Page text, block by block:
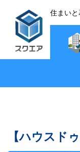
住まい
【ハウスド